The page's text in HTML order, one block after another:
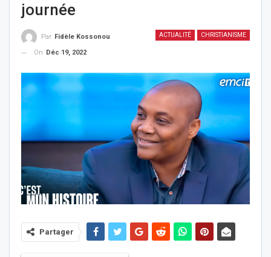
journée
ACTUALITÉ CHRISTIANISME
Par Fidèle Kossonou
On
Déc 19, 2022
Partager